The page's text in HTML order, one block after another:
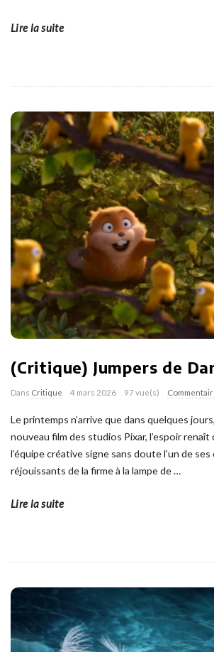
Lire la suite
(Critique) Jumpers de
Dans Critique 4 mars 2026 97 vue(s)
Le printemps n’arrive que dans quelques
nouveau film des studios Pixar, l’espoir renaît
l’équipe créative signe sans doute l’un de ses
réjouissants de la firme à la lampe de…
Lire la suite